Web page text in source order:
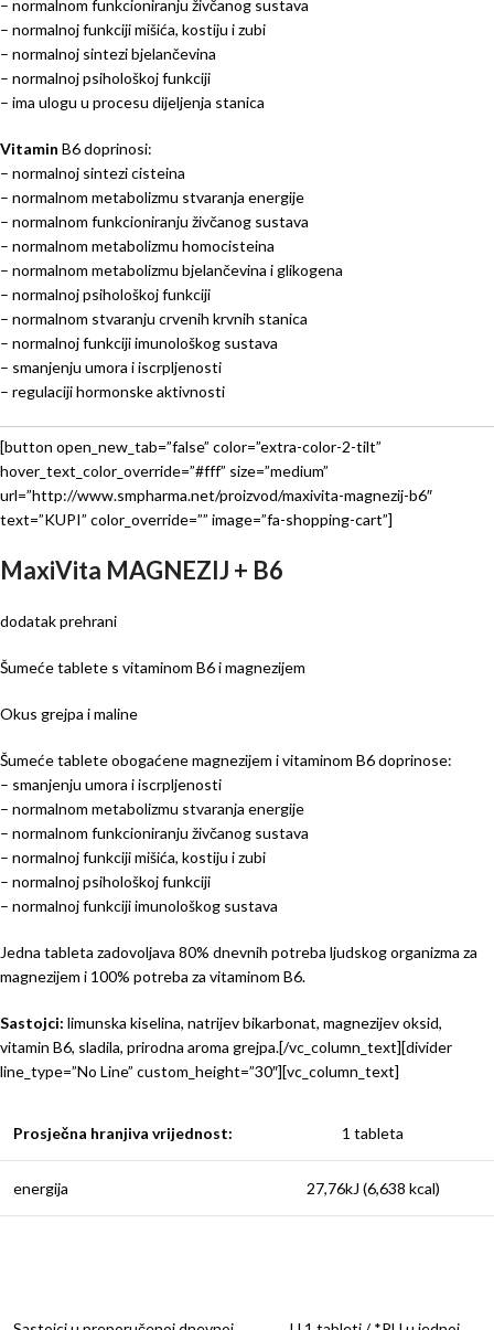
– normalnom funkcioniranju živčanog sustava
– normalnoj funkciji mišića, kostiju i zubi
– normalnoj sintezi bjelančevina
– normalnoj psihološkoj funkciji
– ima ulogu u procesu dijeljenja stanica
Vitamin B6 doprinosi:
– normalnoj sintezi cisteina
– normalnom metabolizmu stvaranja energije
– normalnom funkcioniranju živčanog sustava
– normalnom metabolizmu homocisteina
– normalnom metabolizmu bjelančevina i glikogena
– normalnoj psihološkoj funkciji
– normalnom stvaranju crvenih krvnih stanica
– normalnoj funkciji imunološkog sustava
– smanjenju umora i iscrpljenosti
– regulaciji hormonske aktivnosti
[button open_new_tab=”false” color=”extra-color-2-tilt”
hover_text_color_override=”#fff” size=”medium”
url=”http://www.smpharma.net/proizvod/maxivita-magnezij-b6″
text=”KUPI” color_override=”” image=”fa-shopping-cart”]
MaxiVita MAGNEZIJ + B6
dodatak prehrani
Šumeće tablete s vitaminom B6 i magnezijem
Okus grejpa i maline
Šumeće tablete obogaćene magnezijem i vitaminom B6 doprinose:
– smanjenju umora i iscrpljenosti
– normalnom metabolizmu stvaranja energije
– normalnom funkcioniranju živčanog sustava
– normalnoj funkciji mišića, kostiju i zubi
– normalnoj psihološkoj funkciji
– normalnoj funkciji imunološkog sustava
Jedna tableta zadovoljava 80% dnevnih potreba ljudskog organizma za
magnezijem i 100% potreba za vitaminom B6.
Sastojci: limunska kiselina, natrijev bikarbonat, magnezijev oksid,
vitamin B6, sladila, prirodna aroma grejpa.[/vc_column_text][divider
line_type=”No Line” custom_height=”30″][vc_column_text]
Prosječna hranjiva vrijednost: 1 tableta
energija 27,76kJ (6,638 kcal)